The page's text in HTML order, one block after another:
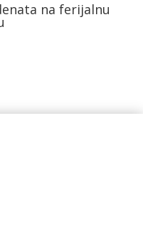
na ferijalnu